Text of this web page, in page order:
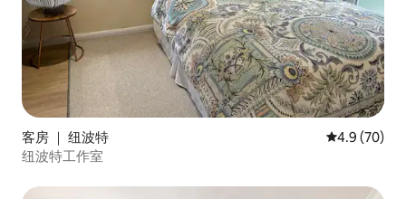
客房 ｜ 纽波特 平均评分
4.9 (70)
纽波特工作室